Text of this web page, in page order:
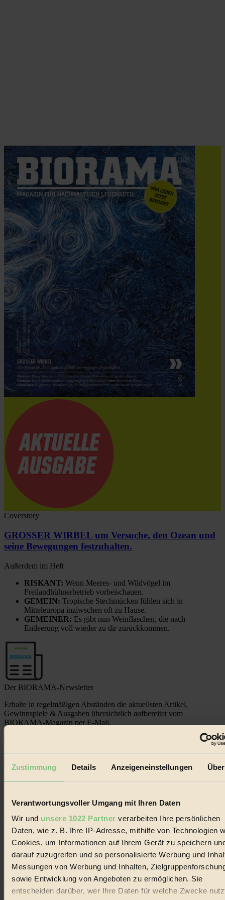
Zustimmung Details Anzeigeneinstellungen
Verantwortungsvoller Umgang mit Ihren Daten
Wir und unsere 1022 Partner verarbeiten Ihre persönlichen
Daten, wie z. B. Ihre IP-Adresse, mithilfe von Technologien
Cookies, um Informationen auf Ihrem Gerät zu speichern
darauf zuzugreifen und so personalisierte Werbung und
Messungen von Werbung und Inhalten,
sowie Entwicklung von Angeboten zu ermöglichen. Sie
entscheiden darüber, wer Ihre Daten für welche Zwecke
Coverstory
GROSSER WIRBEL um Versuche, den Ozean und
seine Bewegungen festzuhalten.
Außerdem im Heft
RISKANT: Wenn Meeres- und Wildvögel im
Freilandhühnerbetrieb vorbeischauen.
GEMEIN: Tropische Stechmücken fühlen sich in
Mitteleuropa inziwschen oft zu Hause.
GEMEINER: Es gibt nun Weinflaschen, die nach
Entleerung voll wieder zu dir zurückkommen.
Der BIORAMA-Newsletter
Erhalte in regelmäßigen Abständen die aktuellsten Artikel,
Gewinnspiele & Ausgaben übersichtlich aufbereitet vom
BIORAMA-Magazin per E-Mail.
© 2026 Biorama GmbH
Impressum & Disclaimer
Mediadaten
Biorama steht für einen nachhaltigen Lebensstil und bewussten
Lebenswandel. Es ist eine moderne Plattform für Ideen, Menschen
und Produkte, ein Leitfaden im schnell wachsenden Markt des